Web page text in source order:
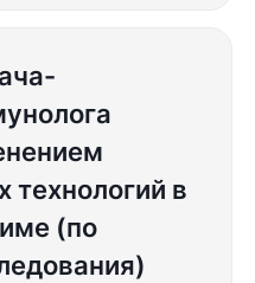
технологий в
(по